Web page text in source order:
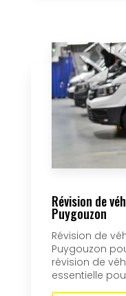
Révision de
Puygouzon
Révision de
Puygouzon
révision de
essentielle